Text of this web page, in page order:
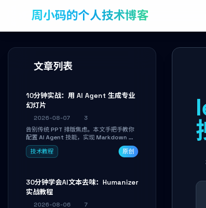
周小码的个人技术博客
文章列表
10分钟实战：用 AI Agent 生成专业
幻灯片
2026-08-07
3
告别传统 PPT 排版焦虑。本文手把手教你
配置 AI Agent 技能，实现 Markdown 内
容自动转为带高级排版、AI 配图与 WebGL
运行时的 HTML 幻灯片。只需专注内容，
技术教程 原创
30分钟学会AI文本去味：Humanizer
实战教程
2026-08-06
7